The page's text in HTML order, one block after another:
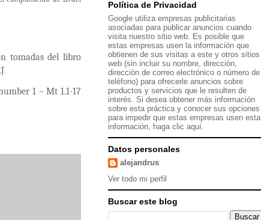
tomadas del libro
1 – Mt 1.1-17
Política de Privacidad
Google utiliza empresas publicitarias
asociadas para publicar anuncios cuando
visita nuestro sitio web. Es posible que
estas empresas usen la información que
obtienen de sus visitas a este y otros sitios
web (sin incluir su nombre, dirección,
dirección de correo electrónico o número de
teléfono) para ofrecerle anuncios sobre
productos y servicios que le resulten de
interés. Si desea obtener más información
sobre esta práctica y conocer sus opciones
para impedir que estas empresas usen esta
información, haga clic aquí.
Datos personales
alejandrus
Ver todo mi perfil
Buscar este blog